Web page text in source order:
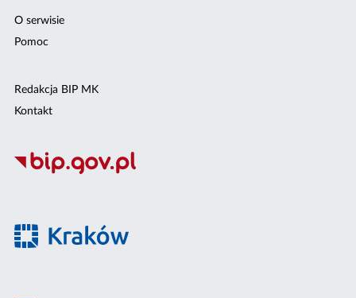
O serwisie
Pomoc
Redakcja BIP MK
Kontakt